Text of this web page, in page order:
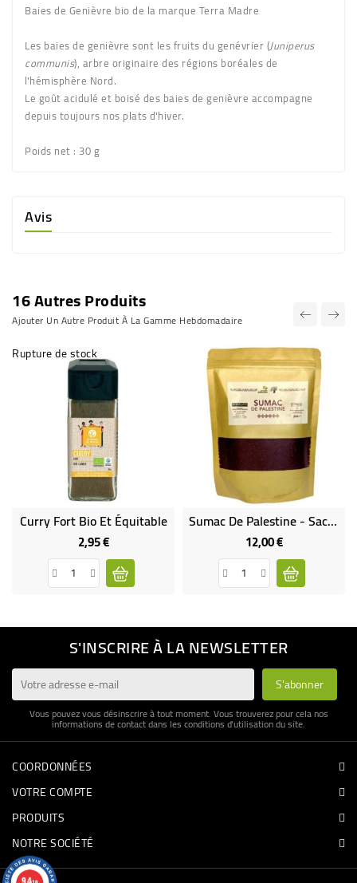
Baies de Genièvre bio de la marque Terra Madre
Les baies de genièvre sont les fruits du genévrier (Juniperus
communis), arbre originaire des régions boréales de
l'hémisphère Nord.
Le goût acidulé et boisé des baies de genièvre accompagne
depuis toujours nos plats d'hiver.
Poids net : 30 g
Avis
16 Autres Produits
Ajouter Un Autre Produit À La Gamme Hebdomadaire
Rupture de stock
Curry Fort Bio Et Équitable
2,95 €Prix
Sumac De Palestine - Sachet 250 G
12,00 €Prix
S'INSCRIRE À LA NEWSLETTER
Vous pouvez vous désinscrire à tout moment. Vous trouverez pour cela nos
informations de contact dans les conditions d'utilisation du site.
COORDONNÉES
VOTRE COMPTE
PRODUITS
NOTRE SOCIÉTÉ
9.4